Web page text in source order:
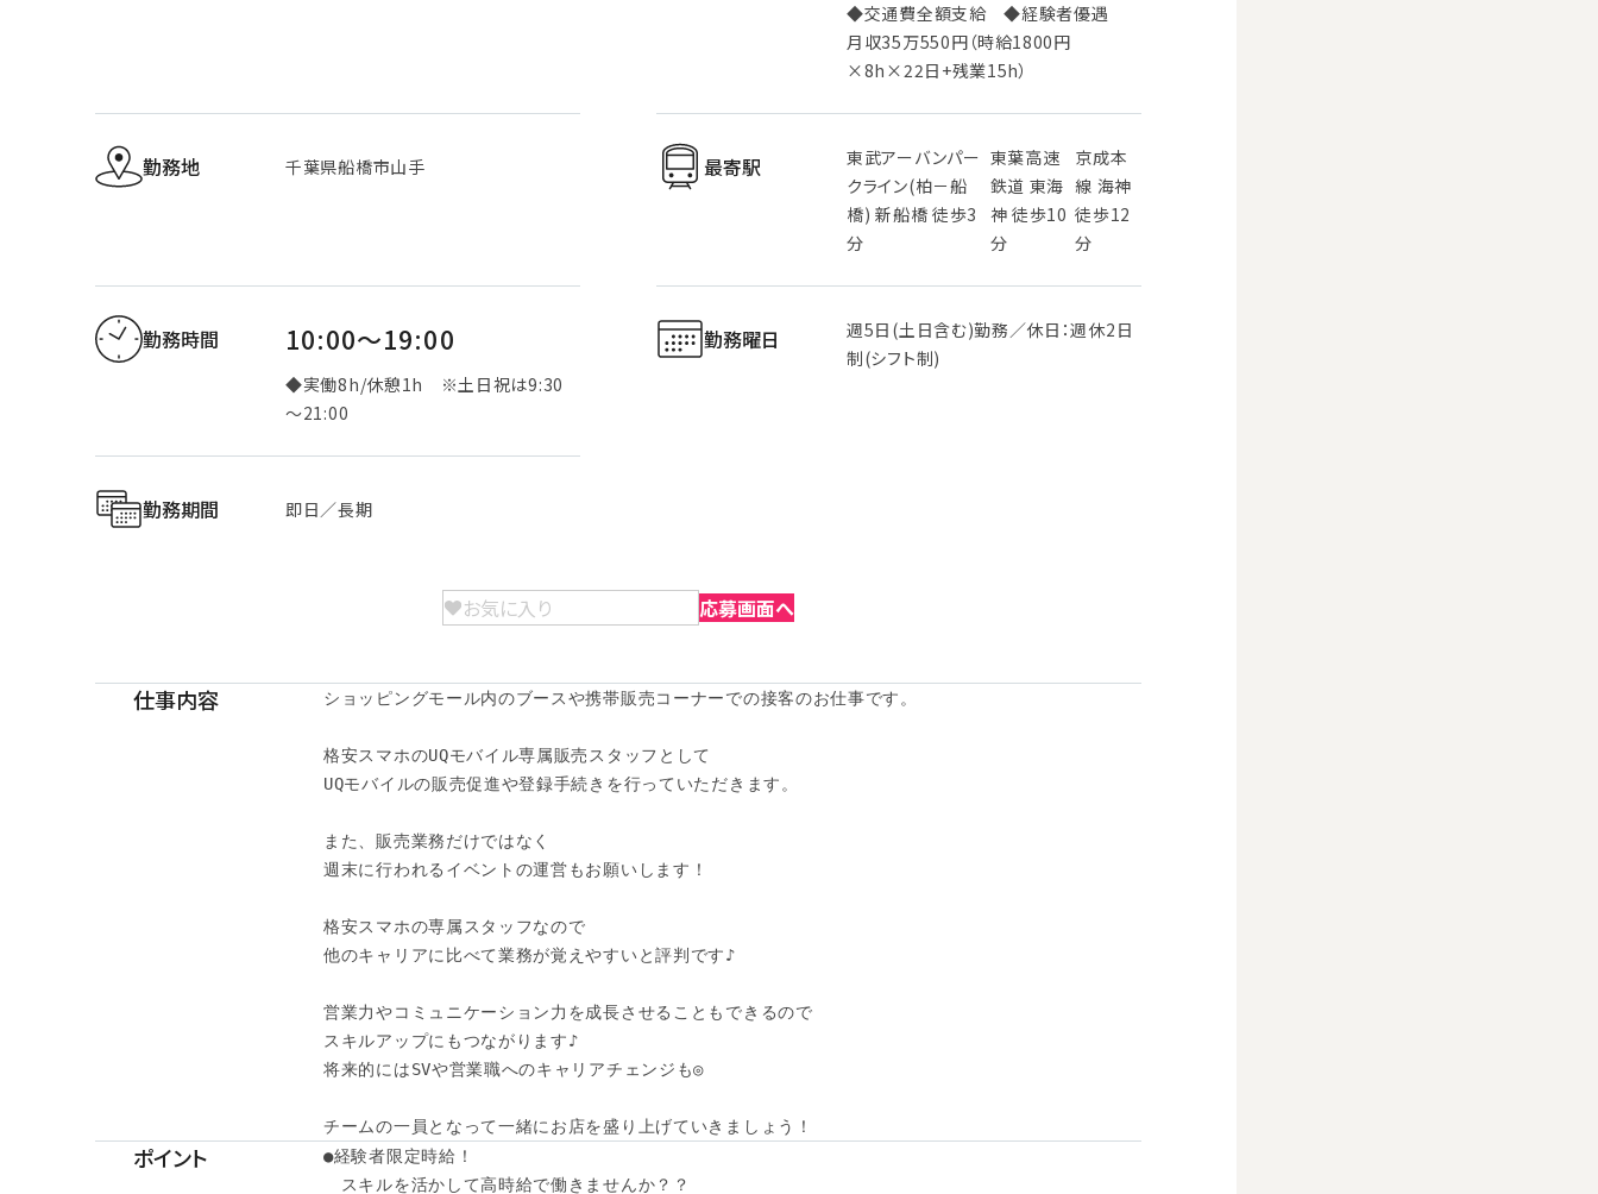
◆交通費全額支給 ◆経験者優遇
月収35万550円（時給1800円
×8h×22日+残業15h）
勤務地 千葉県船橋市山手 最寄駅
東武アーバンパー
クライン(柏－船
橋) 新船橋 徒歩3
分
東葉高速
鉄道 東海
神 徒歩10
分
京成本
線 海神
徒歩12
分
勤務時間 10:00～19:00
◆実働8h/休憩1h ※土日祝は9:30
～21:00
勤務曜日
週5日(土日含む)勤務／休日：週休2日
制(シフト制)
勤務期間 即日／長期
お気に入り 応募画面へ
仕事内容 ショッピングモール内のブースや携帯販売コーナーでの接客のお仕事です。
格安スマホのUQモバイル専属販売スタッフとして
UQモバイルの販売促進や登録手続きを行っていただきます。
また、販売業務だけではなく
週末に行われるイベントの運営もお願いします！
格安スマホの専属スタッフなので
他のキャリアに比べて業務が覚えやすいと評判です♪
営業力やコミュニケーション力を成長させることもできるので
スキルアップにもつながります♪
将来的にはSVや営業職へのキャリアチェンジも◎
チームの一員となって一緒にお店を盛り上げていきましょう！
ポイント
●経験者限定時給！
スキルを活かして高時給で働きませんか？？